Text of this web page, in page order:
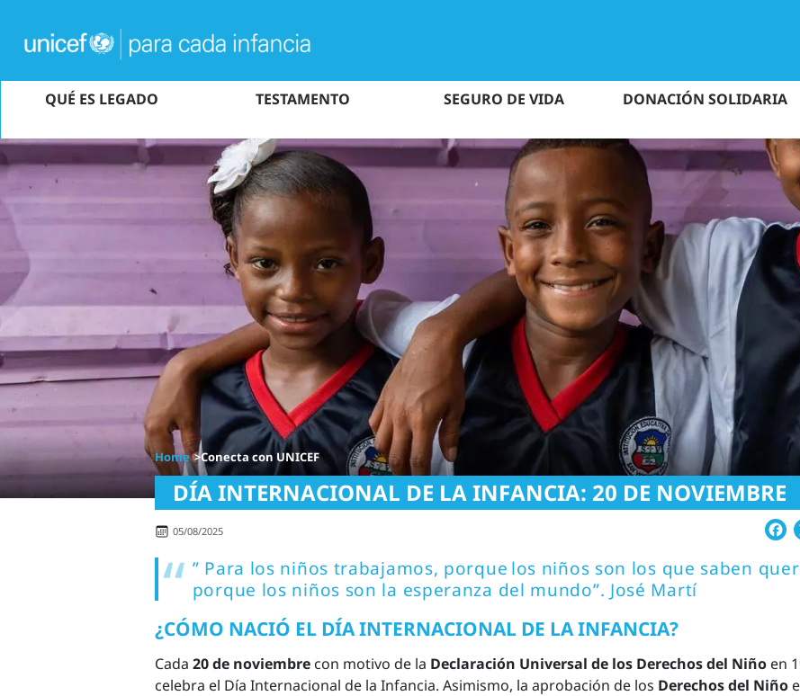
main
MAIN
NAVIGATION
QUÉ ES LEGADO TESTAMENTO SEGURO DE VIDA DONACIÓN SOLIDARIA
Image
Home Conecta con UNICEF
DÍA INTERNACIONAL DE LA INFANCIA: 20 DE NOVIEMBRE
05/08/2025
” Para los niños trabajamos, porque los niños son los que saben
porque los niños son la esperanza del mundo”. José Martí
¿CÓMO NACIÓ EL DÍA INTERNACIONAL DE LA INFANCIA?
Cada 20 de noviembre con motivo de la Declaración Universal de los Derechos del Niño en
celebra el Día Internacional de la Infancia. Asimismo, la aprobación de los Derechos del Niño